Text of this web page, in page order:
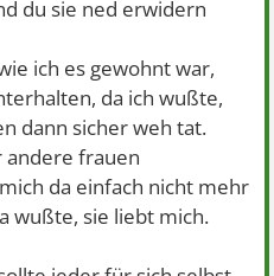
du sie ned erwidern
ich es gewohnt war,
da ich wußte,
dann sicher weh tat.
andere frauen
da einfach nicht mehr
wußte, sie liebt mich.